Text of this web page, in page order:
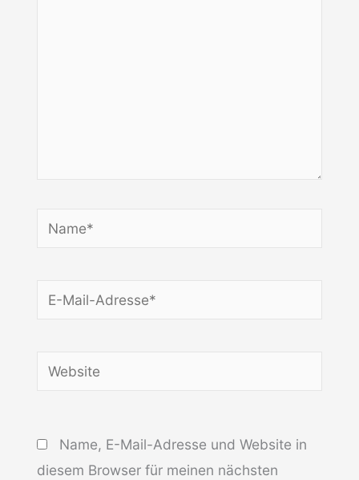
Name*
E-
Website
Name, E-Mail-Adresse und Website in
diesem Browser für meinen nächsten